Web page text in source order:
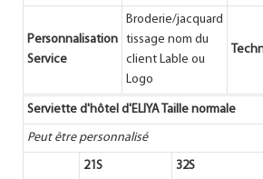
Personnalisation
Service
Broderie/jacquard
tissage nom du
client Lable ou
Logo
Serviette d'hôtel d'ELIYA Taille normale
Peut être personnalisé
21S 32S